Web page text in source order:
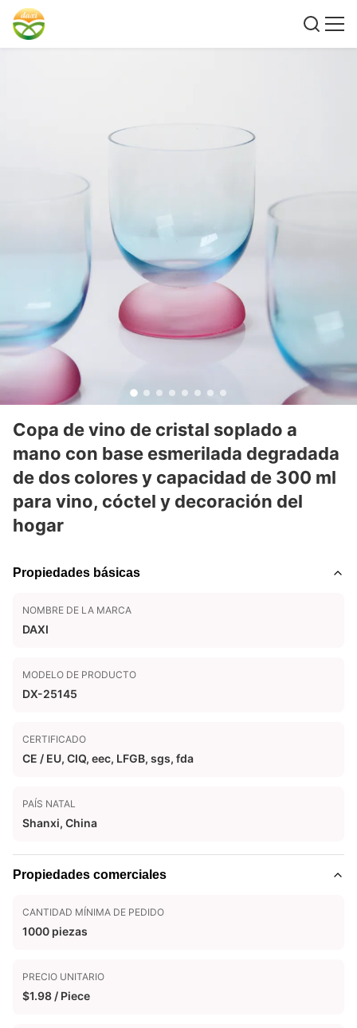
Copa de vino de cristal soplado a
mano con base esmerilada degradada
de dos colores y capacidad de 300 ml
para vino, cóctel y decoración del
hogar
Propiedades básicas
NOMBRE DE LA MARCA
DAXI
MODELO DE PRODUCTO
DX-25145
CERTIFICADO
CE / EU, CIQ, eec, LFGB, sgs, fda
PAÍS NATAL
Shanxi, China
Propiedades comerciales
CANTIDAD MÍNIMA DE PEDIDO
1000 piezas
PRECIO UNITARIO
$1.98 / Piece